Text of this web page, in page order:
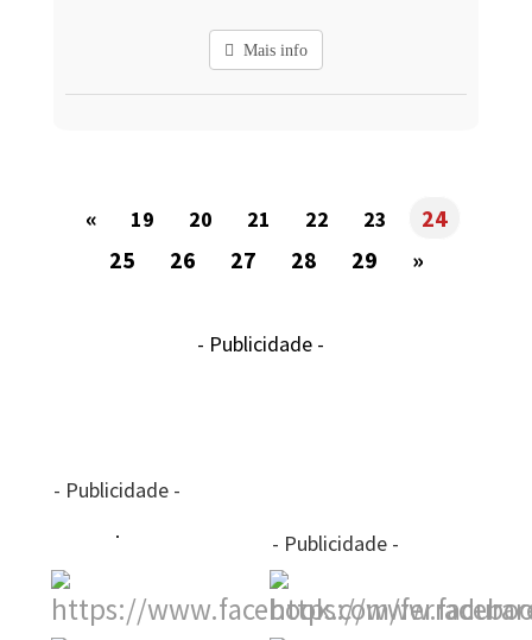
Mais info
« 19 20 21 22 23
24
25
26 27 28 29 »
- Publicidade -
- Publicidade -
- Publicidade -